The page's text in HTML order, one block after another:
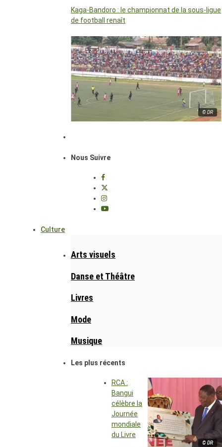
Kaga-Bandoro : le championnat de la sous-ligue
de football renaît
© DR
Nous Suivre
Culture
Arts visuels
Danse et Théâtre
Livres
Mode
Musique
Les plus récents
© DR
RCA :
Bangui
célèbre la
Journée
mondiale
du Livre